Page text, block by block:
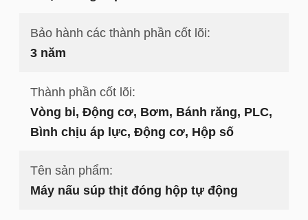
Bảo hành các thành phần cốt lõi:
3 năm
Thành phần cốt lõi:
Vòng bi, Động cơ, Bơm, Bánh răng, PLC,
Bình chịu áp lực, Động cơ, Hộp số
Tên sản phẩm:
Máy nấu súp thịt đóng hộp tự động